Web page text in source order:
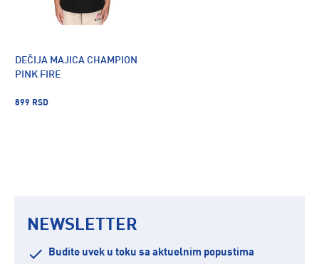
DEČIJA MAJICA CHAMPION
PINK FIRE
899 RSD
NEWSLETTER
Budite uvek u toku sa aktuelnim popustima